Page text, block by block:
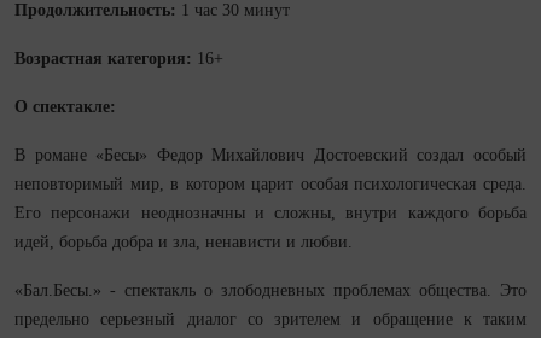
Продолжительность: 1 час 30 минут
Возрастная категория: 16+
О спектакле:
В романе «Бесы» Федор Михайлович Достоевский создал особый
неповторимый мир, в котором царит особая психологическая среда.
Его персонажи неоднозначны и сложны, внутри каждого борьба
идей, борьба добра и зла, ненависти и любви.
«Бал.Бесы.» - спектакль о злободневных проблемах общества. Это
предельно серьезный диалог со зрителем и обращение к таким